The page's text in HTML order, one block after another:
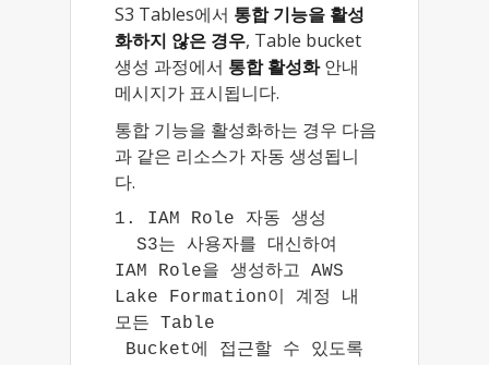
S3 Tables에서 통합 기능을 활성
화하지 않은 경우, Table bucket
생성 과정에서 통합 활성화안내
메시지가 표시됩니다.
통합 기능을 활성화하는 경우 다음
과 같은 리소스가 자동 생성됩니
다.
1. IAM Role 자동 생성
IAM Role을 생성하고 AWS
Lake Formation이 계정 내
모든 Table